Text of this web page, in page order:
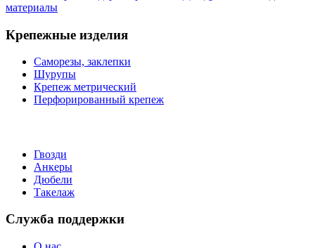
материалы
Крепежные изделия
Саморезы, заклепки
Шурупы
Крепеж метрический
Перфорированный крепеж
Гвозди
Анкеры
Дюбели
Такелаж
Служба поддержки